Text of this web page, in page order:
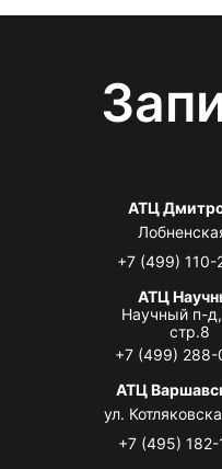
АТЦ
+7 (499) 110-
АТЦ
Научный п-
стр.8
+7 (499)
АТЦ
ул.
+7 (495) 182-